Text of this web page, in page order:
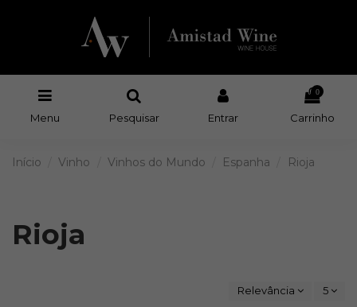
Menu Pesquisar Entrar
0
Carrinho
Início Vinho Vinhos do Mundo Espanha Rioja
Rioja
Relevância 5